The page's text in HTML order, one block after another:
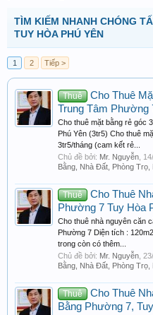
TÌM KIẾM NHANH CHÓNG
TUY HÒA PHÚ YÊN
1 2 Tiếp >
Thuê
Cho Thuê
Trung Tâm Phường
Cho thuê mặt bằng rẻ góc
Phú Yên (3tr5) Cho thuê
3tr5/tháng (cam kết rẻ...
Chủ đề bởi: Mr. Nguyễn
Bằng, Nhà Đất, Phòng Trọ,
Thuê
Cho Thuê
Phường 7 Tuy Hòa
Cho thuê nhà nguyên căn
Phường 7 Diện tích :
trong còn có thêm...
Chủ đề bởi: Mr. Nguyễn
Bằng, Nhà Đất, Phòng Trọ,
Thuê
Cho Thuê
Bằng Phường 7,